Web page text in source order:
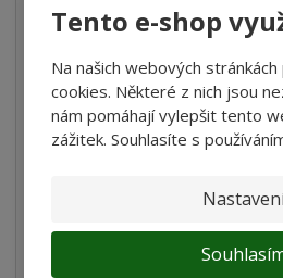
Tento e-shop
Na našich webových
cookies. Některé z nich jsou
nám pomáhají vylepšit tento
zážitek. Souhlasíte s
Hrablo obouručné na sníh
519 Kč
428,93 Kč bez
Koupit
Hrablo obouručné na sníh ECO
ROZLOŽENÉ Hrablo na sníh...